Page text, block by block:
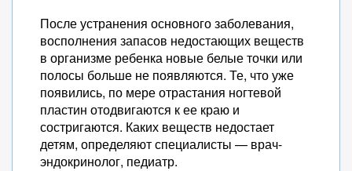
После устранения основного заболевания,
восполнения запасов недостающих веществ
в организме ребенка новые белые точки или
полосы больше не появляются. Те, что уже
появились, по мере отрастания ногтевой
пластин отодвигаются к ее краю и
состригаются. Каких веществ недостает
детям, определяют специалисты — врач-
эндокринолог, педиатр.